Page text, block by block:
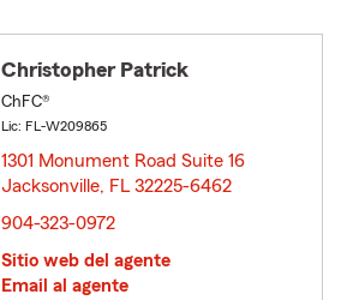
Christopher Patrick
ChFC®
Lic: FL-W209865
1301 Monument Road Suite 16
Jacksonville, FL 32225-6462
904-323-0972
Sitio web del agente
Email al agente